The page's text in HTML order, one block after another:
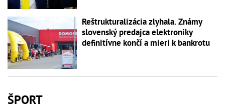
Reštrukturalizácia zlyhala. Známy
slovenský predajca elektroniky
definitívne končí a mieri k bankrotu
ŠPORT